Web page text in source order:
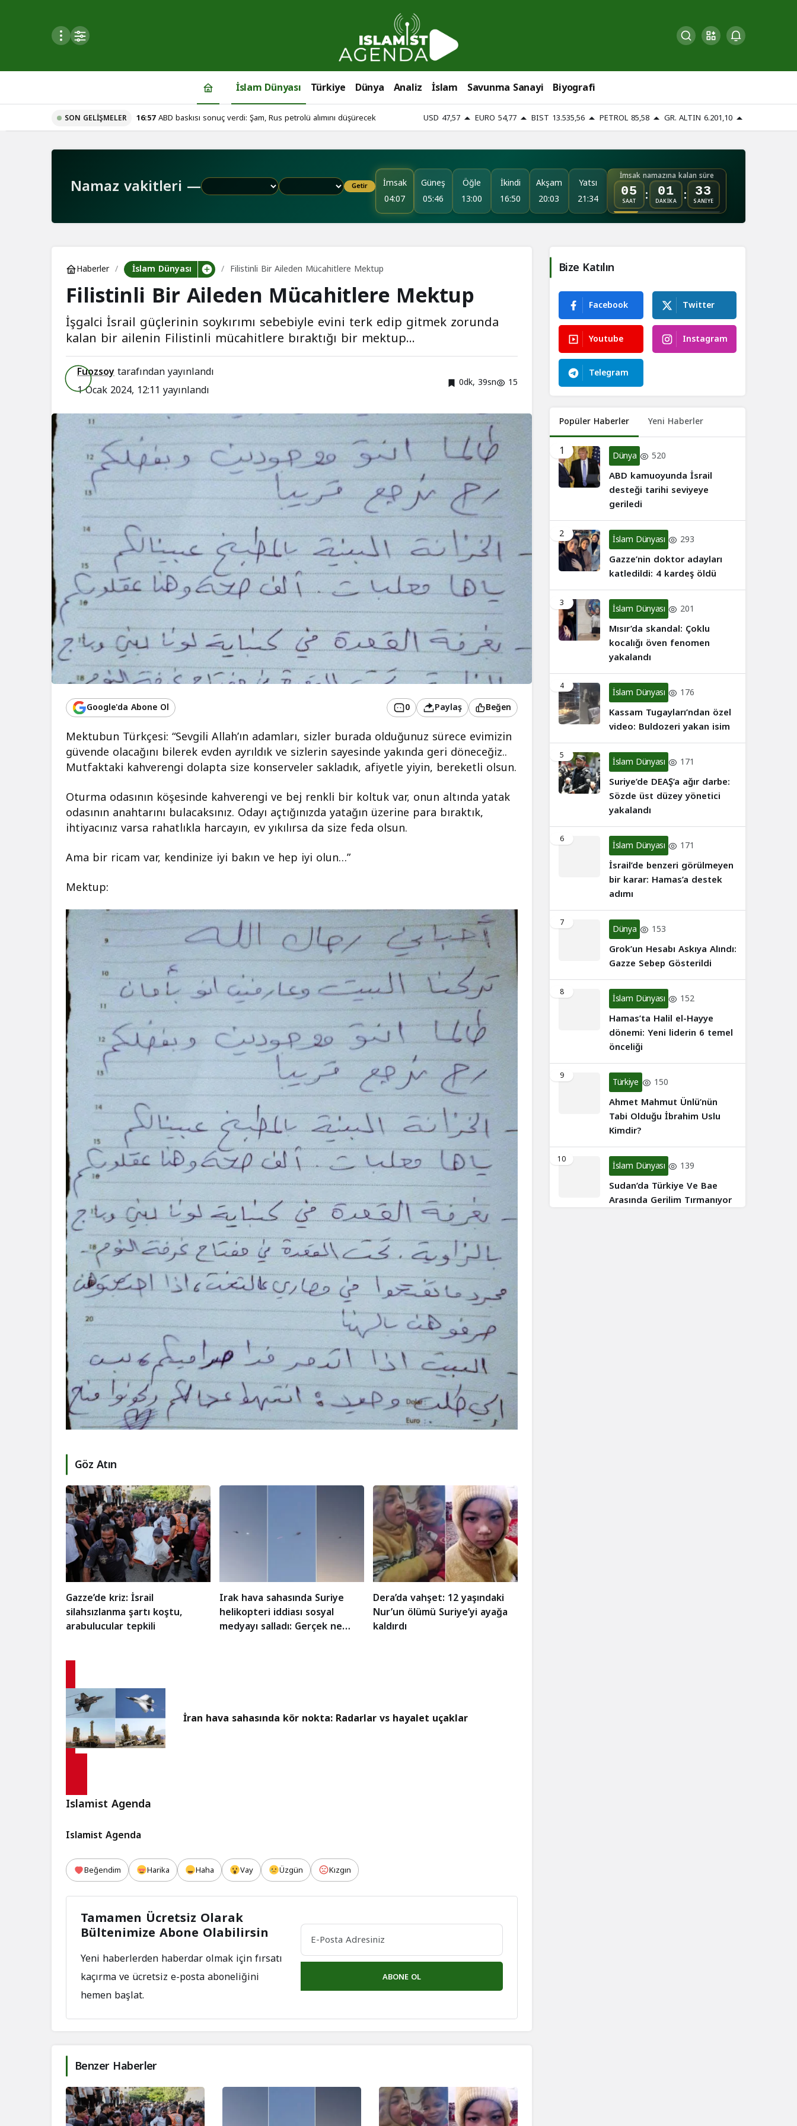
Mod
İslam Dünyası Türkiye Dünya Analiz İslam Savunma Sanayi Biyografi
SON GELIŞMELER 16:57 ABD baskısı sonuç verdi: Şam, Rus petrolü alımını düşürecek USD 47,57 EURO 54,77 BIST 13.535,56 PETROL 85,58 GR. ALTIN 6.201,10
Namaz vakitleri — Getir
İmsak
04:07
Güneş
05:46
Öğle
13:00
İkindi
16:50
Akşam
20:03
Yatsı
21:34
İmsak namazına kalan süre
05
SAAT : 01
DAKİKA : 31
SANİYE
Haberler İslam Dünyası Filistinli Bir Aileden Mücahitlere Mektup
Filistinli Bir Aileden Mücahitlere Mektup
İşgalci İsrail güçlerinin soykırımı sebebiyle evini terk edip gitmek zorunda
kalan bir ailenin Filistinli mücahitlere bıraktığı bir mektup...
Fuozsoytarafından yayınlandı
1 Ocak 2024, 12:11 yayınlandı 0dk, 39sn 15
Google'da Abone Ol 0 Paylaş Beğen
Mektubun Türkçesi: “Sevgili Allah’ın adamları, sizler burada olduğunuz sürece evimizin
güvende olacağını bilerek evden ayrıldık ve sizlerin sayesinde yakında geri döneceğiz..
Mutfaktaki kahverengi dolapta size konserveler sakladık, afiyetle yiyin, bereketli olsun.
Oturma odasının köşesinde kahverengi ve bej renkli bir koltuk var, onun altında yatak
odasının anahtarını bulacaksınız. Odayı açtığınızda yatağın üzerine para bıraktık,
ihtiyacınız varsa rahatlıkla harcayın, ev yıkılırsa da size feda olsun.
Ama bir ricam var, kendinize iyi bakın ve hep iyi olun…”
Mektup:
Göz Atın
Gazze’de kriz: İsrail
silahsızlanma şartı koştu,
arabulucular tepkili
Irak hava sahasında Suriye
helikopteri iddiası sosyal
medyayı salladı: Gerçek ne
Dera’da vahşet: 12 yaşındaki
Nur’un ölümü Suriye’yi ayağa
kaldırdı
İran hava sahasında kör nokta: Radarlar vs hayalet uçaklar
Islamist Agenda
Islamist Agenda
Beğendim Harika Haha Vay Üzgün Kızgın
Tamamen Ücretsiz Olarak
Bültenimize Abone Olabilirsin
Yeni haberlerden haberdar olmak için fırsatı
kaçırma ve ücretsiz e-posta aboneliğini
hemen başlat.
ABONE OL
Benzer Haberler
Bize Katılın
Facebook Twitter
Youtube Instagram
Telegram
Popüler Haberler Yeni Haberler
1 Dünya 520
ABD kamuoyunda İsrail
desteği tarihi seviyeye
geriledi
2 İslam Dünyası 293
Gazze’nin doktor adayları
katledildi: 4 kardeş öldü
3 İslam Dünyası 201
Mısır’da skandal: Çoklu
kocalığı öven fenomen
yakalandı
4 İslam Dünyası 176
Kassam Tugayları’ndan özel
video: Buldozeri yakan isim
5 İslam Dünyası 171
Suriye’de DEAŞ’a ağır darbe:
Sözde üst düzey yönetici
yakalandı
6 İslam Dünyası 171
İsrail’de benzeri görülmeyen
bir karar: Hamas’a destek
adımı
7 Dünya 153
Grok’un Hesabı Askıya Alındı:
Gazze Sebep Gösterildi
8 İslam Dünyası 152
Hamas’ta Halil el-Hayye
dönemi: Yeni liderin 6 temel
önceliği
9 Türkiye 150
Ahmet Mahmut Ünlü’nün
Tabi Olduğu İbrahim Uslu
Kimdir?
10 İslam Dünyası 139
Sudan’da Türkiye Ve Bae
Arasında Gerilim Tırmanıyor